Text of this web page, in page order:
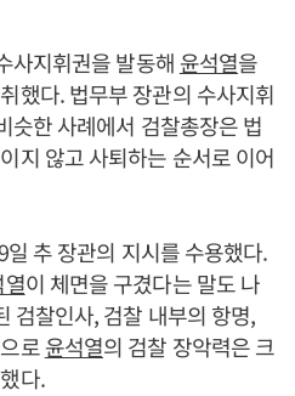
사지휘권을 발동해 윤석열을
했다. 법무부 장관의 수사지휘
슷한 사례에서 검찰총장은 법
지 않고 사퇴하는 순서로 이어
추 장관의 지시를 수용했다.
이 체면을 구겼다는 말도 나
검찰인사, 검찰 내부의 항명,
로윤석열의 검찰 장악력은 크
다.